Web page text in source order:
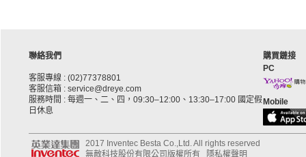
聯絡我們
客服專線 : (02)77378801
客服信箱 : service@dreye.com
服務時間 : 每週一、二、四，09:30–12:00、13:30–17:00 國定假
日休息
購買鏈接
PC
Mobile
2017 Inventec Besta Co.,Ltd. All rights reserved
無敵科技股份有限公司版權所有
隱私權聲明